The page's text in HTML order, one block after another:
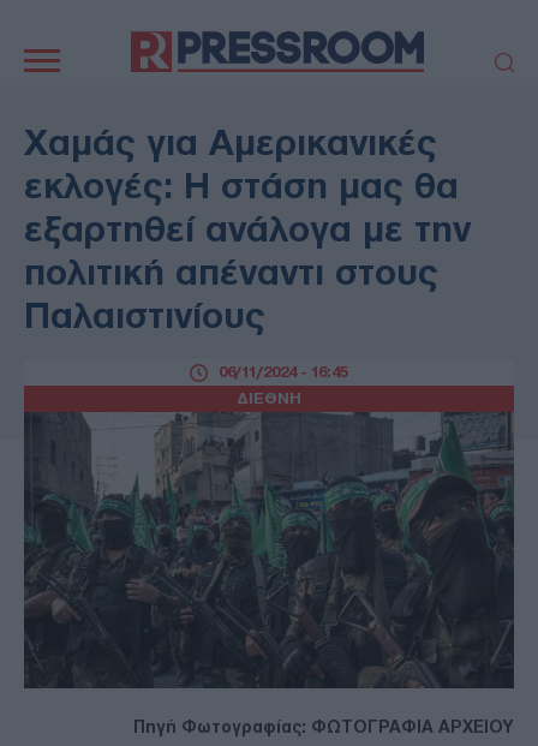
πλοήγηση
ΠΟΛΙΤΙΚΗ
ΟΙΚΟΝΟΜΙΑ
ΕΚΚΛΗΣΙΑ
ΑΜΥΝΑ
ΔΙΕΘΝΗ
ΚΥΠΡΟΣ
MEDIA
LIFESTYLE
SPORTS
ΤΕΧΝΟΛΟΓΙΑ
ΠΑΡΑΞΕΝΑ
ΖΩΔΙΑ
Χαμάς για Αμερικανικές
εκλογές: Η στάση μας θα
εξαρτηθεί ανάλογα με την
πολιτική απέναντι στους
Παλαιστινίους
ΔΙΕΘΝΗ
06/11/2024 - 16:45
Πηγή Φωτογραφίας: ΦΩΤΟΓΡΑΦΙΑ ΑΡΧΕΙΟΥ